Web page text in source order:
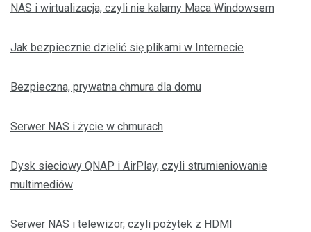
NAS i wirtualizacja, czyli nie kalamy Maca Windowsem
Jak bezpiecznie dzielić się plikami w Internecie
Bezpieczna, prywatna chmura dla domu
Serwer NAS i życie w chmurach
Dysk sieciowy QNAP i AirPlay, czyli strumieniowanie
multimediów
Serwer NAS i telewizor, czyli pożytek z HDMI